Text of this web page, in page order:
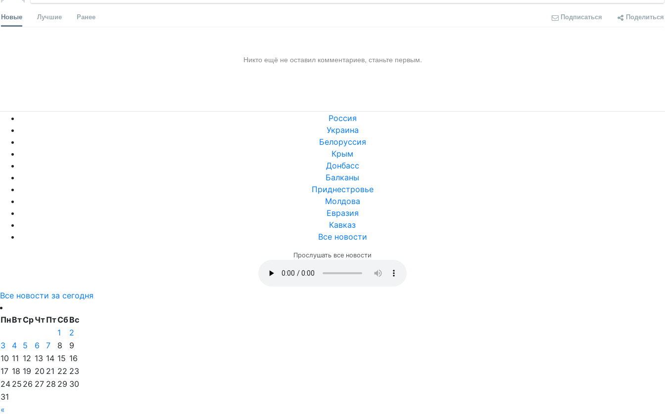
Новые Лучшие Ранее Подписаться Поделиться
Никто ещё не оставил комментариев, станьте первым.
Россия
Украина
Белоруссия
Крым
Донбасс
Балканы
Приднестровье
Молдова
Евразия
Кавказ
Все новости
Прослушать все новости
Все новости за сегодня
ПнВтСрЧтПтСбВс
«
1
2
3
4 5 6 7 8
9
10 11 12 13 14 15 16
17 18 19 20 21 22 23
24 25 26 27 28 29 30
31